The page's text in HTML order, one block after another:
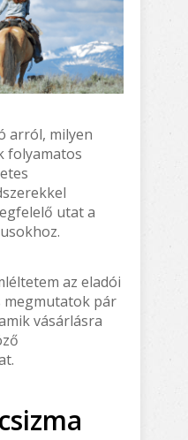
arról, milyen
folyamatos
utat a
az eladói
megmutatok pár
vásárlásra